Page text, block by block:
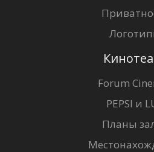
Forum
PEPSI и
Планы